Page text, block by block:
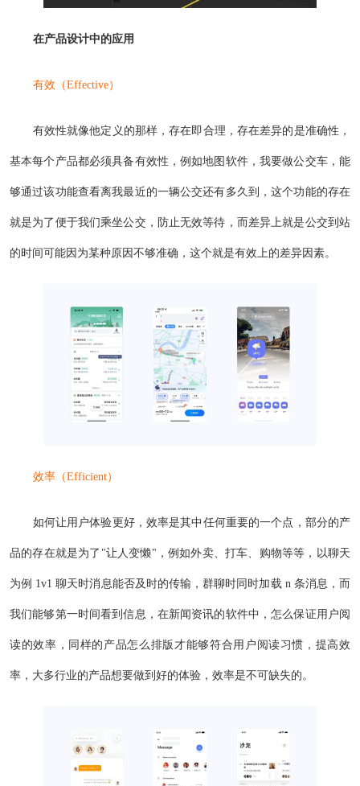
在产品设计中的应用
有效（Effective）
有效性就像他定义的那样，存在即合理，存在差异的是准确性，
基本每个产品都必须具备有效性，例如地图软件，我要做公交车，能
够通过该功能查看离我最近的一辆公交还有多久到，这个功能的存在
就是为了便于我们乘坐公交，防止无效等待，而差异上就是公交到站
的时间可能因为某种原因不够准确，这个就是有效上的差异因素。
效率（Efficient）
如何让用户体验更好，效率是其中任何重要的一个点，部分的产
品的存在就是为了"让人变懒"，例如外卖、打车、购物等等，以聊天
为例 1v1 聊天时消息能否及时的传输，群聊时同时加载 n 条消息，而
我们能够第一时间看到信息，在新闻资讯的软件中，怎么保证用户阅
读的效率，同样的产品怎么排版才能够符合用户阅读习惯，提高效
率，大多行业的产品想要做到好的体验，效率是不可缺失的。